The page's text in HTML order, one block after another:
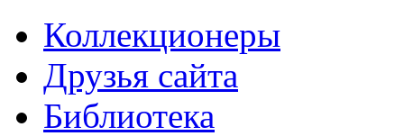
Коллекционеры
Друзья сайта
Библиотека